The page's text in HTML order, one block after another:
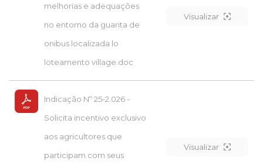
melhorias e adequações
no entorno da guarita de
onibus localizada lo
loteamento village.doc
Visualizar
Indicação Nº 25-2.026 -
Solicita incentivo exclusivo
aos agricultores que
participam com seus
Visualizar